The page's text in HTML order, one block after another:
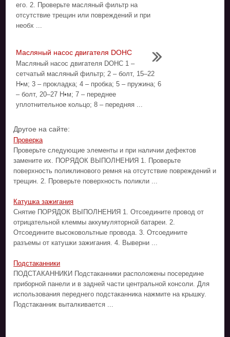
его. 2. Проверьте масляный фильтр на
отсутствие трещин или повреждений и при
необх ...
Масляный насос двигателя DOHC
Масляный насос двигателя DOHC 1 –
сетчатый масляный фильтр; 2 – болт, 15–22
Н•м; 3 – прокладка; 4 – пробка; 5 – пружина; 6
– болт, 20–27 Н•м; 7 – переднее
уплотнительное кольцо; 8 – передняя ...
Другое на сайте:
Проверка
Проверьте следующие элементы и при наличии дефектов
замените их. ПОРЯДОК ВЫПОЛНЕНИЯ 1. Проверьте
поверхность поликлинового ремня на отсутствие повреждений и
трещин. 2. Проверьте поверхность поликли ...
Катушка зажигания
Снятие ПОРЯДОК ВЫПОЛНЕНИЯ 1. Отсоедините провод от
отрицательной клеммы аккумуляторной батареи. 2.
Отсоедините высоковольтные провода. 3. Отсоедините
разъемы от катушки зажигания. 4. Выверни ...
Подстаканники
ПОДСТАКАННИКИ Подстаканники расположены посередине
приборной панели и в задней части центральной консоли. Для
использования переднего подстаканника нажмите на крышку.
Подстаканник выталкивается ...